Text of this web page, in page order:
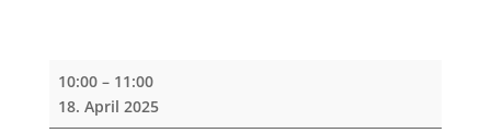
Gottesdienst
mit
Abendmahl,
10:00 – 11:00
18. April 2025